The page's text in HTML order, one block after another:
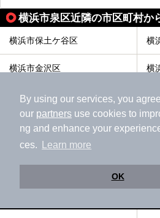
By using our services, you
our partners use cookies to
ng and enhance your
ces.
Learn more
OK
横浜市泉区近隣の市区町村か
横浜市保土ケ谷区 横
横浜市金沢区 横
横浜市戸塚区 横
横浜市旭区 横
横浜市瀬谷区
すべて表示す